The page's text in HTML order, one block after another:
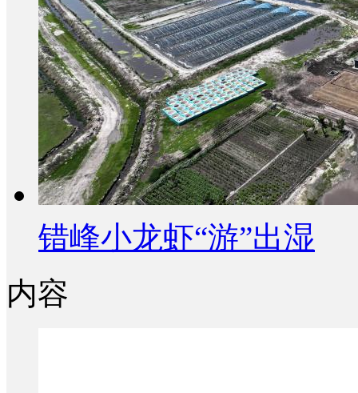
错峰小龙虾“游”出湿
内容